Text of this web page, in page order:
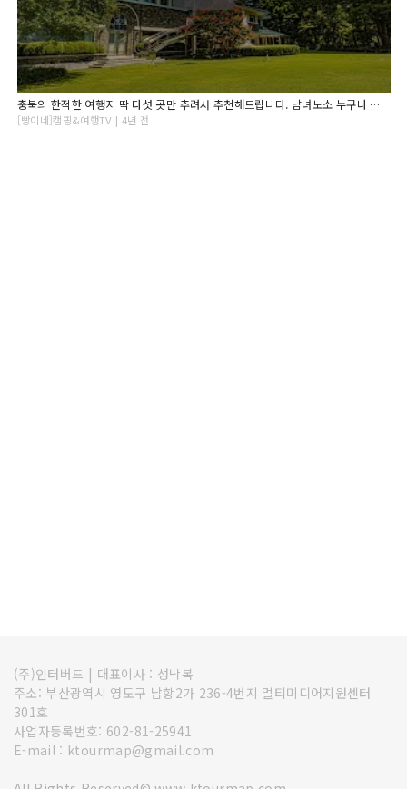
충북의 한적한 여행지 딱 다섯 곳만 추려서 추천해드립니다. 남녀노소 누구나 즐길 수 있는 무장애여행지 Top5
[빵이네]캠핑&여행TV | 4년 전
(주)인터버드 | 대표이사 : 성낙복
주소: 부산광역시 영도구 남항2가 236-4번지 멀티미디어지원센터
301호
사업자등록번호: 602-81-25941
E-mail : ktourmap@gmail.com